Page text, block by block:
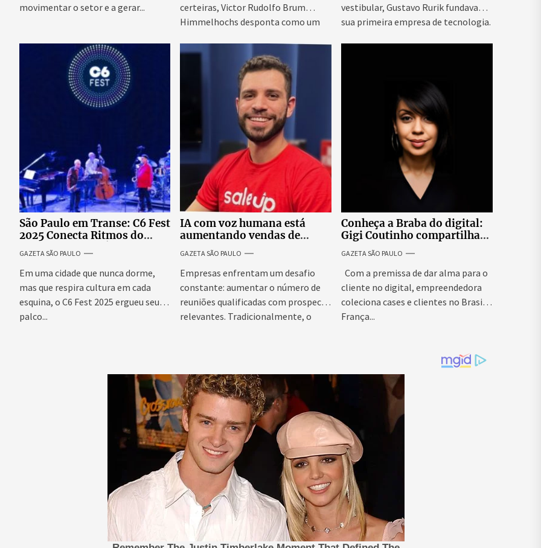
movimentar o setor e a gerar...
certeiras, Victor Rudolfo Brum
Himmelhochs desponta como um
vestibular, Gustavo Rurik fundava
sua primeira empresa de tecnologia.
São Paulo em Transe: C6 Fest
2025 Conecta Ritmos do
Mundo em uma Única Batida
GAZETA SÃO PAULO
Em uma cidade que nunca dorme,
mas que respira cultura em cada
esquina, o C6 Fest 2025 ergueu seu
palco...
IA com voz humana está
aumentando vendas de
empresas
GAZETA SÃO PAULO
Empresas enfrentam um desafio
constante: aumentar o número de
reuniões qualificadas com prospects
relevantes. Tradicionalmente, o
Conheça a Braba do digital:
Gigi Coutinho compartilha
dicas de marketing e
branding nas redes sociais
GAZETA SÃO PAULO
Com a premissa de dar alma para o
cliente no digital, empreendedora
coleciona cases e clientes no Brasil,
França...